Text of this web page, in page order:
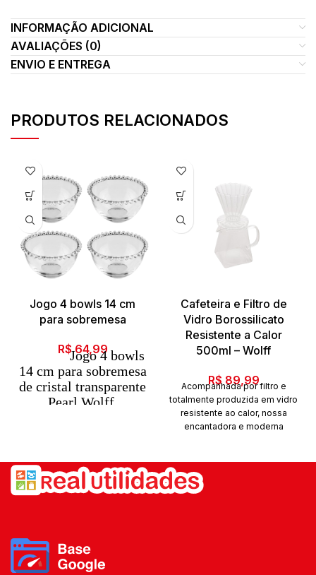
INFORMAÇÃO ADICIONAL
AVALIAÇÕES (0)
ENVIO E ENTREGA
PRODUTOS RELACIONADOS
Jogo 4 bowls 14 cm
para sobremesa
R$64,99
Jogo 4 bowls
14 cm para sobremesa
de cristal transparente
Pearl Wolff
de 4 Bowls para
sobremesa da linha
os seus amigos e
familiares. Item
Cafeteira e Filtro de
Vidro Borossilicato
Resistente a Calor
500ml – Wolff
R$89,99
Acompanhada por filtro e
totalmente produzida em vidro
resistente ao calor, nossa
encantadora e moderna
ainda mais gostoso. WOLFF,
há mais de um século servindo